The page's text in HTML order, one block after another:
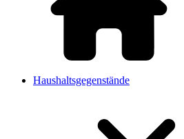
Haushaltsgegenstände